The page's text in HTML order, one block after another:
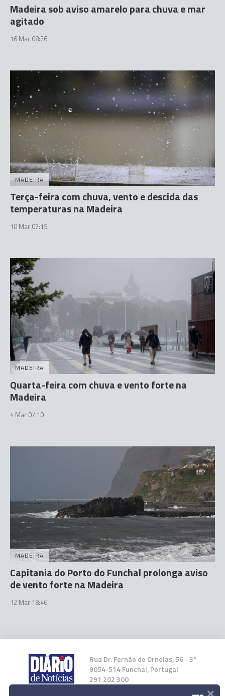
Madeira sob aviso amarelo para chuva e mar
agitado
16 Mar 08:26
MADEIRA
Terça-feira com chuva, vento e descida das
temperaturas na Madeira
10 Mar 07:15
MADEIRA
Quarta-feira com chuva e vento forte na
Madeira
4 Mar 07:10
MADEIRA
Capitania do Porto do Funchal prolonga aviso
de vento forte na Madeira
12 Mar 18:46
Rua Dr. Fernão de Ornelas, 56 - 3º
9054-514 Funchal, Portugal
291 202 300